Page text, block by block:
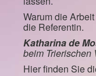
Warum die
die Referentin.
Katharina de
beim Trierischen
Hier finden Sie